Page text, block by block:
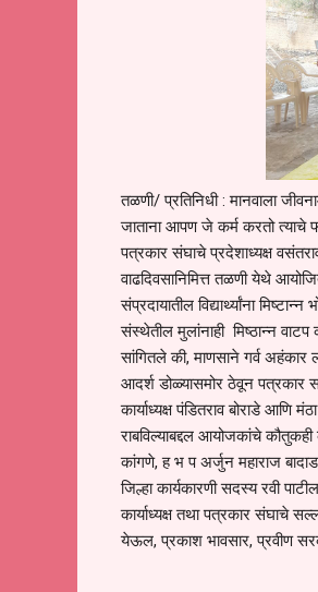
तळणी/ प्रतिनिधी : मानवाला
जाताना आपण जे कर्म करतो त्याचे
पत्रकार संघाचे प्रदेशाध्यक्ष वसंतराव
वाढदिवसानिमित्त तळणी येथे
संप्रदायातील विद्यार्थ्यांना
संस्थेतील मुलांनाही मिष्ठान्न
सांगितले की, माणसाने गर्व अहंकार
आदर्श डोळ्यासमोर ठेवून पत्रकार
कार्याध्यक्ष पंडितराव बोराडे आणि
राबविल्याबद्दल आयोजकांचे
कांगणे, ह भ प अर्जुन महाराज
जिल्हा कार्यकारणी सदस्य रवी
कार्याध्यक्ष तथा पत्रकार संघाचे
येऊल, प्रकाश भावसार, प्रवीण